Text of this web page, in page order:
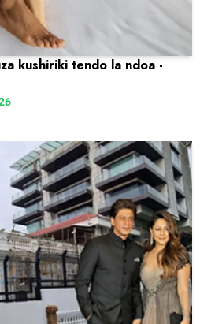
kushiriki tendo la ndoa -